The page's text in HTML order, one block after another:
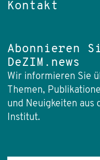
Kontakt
Abonnieren
DeZIM.news
Wir informieren Sie
Themen,
und Neuigkeiten aus
Institut.